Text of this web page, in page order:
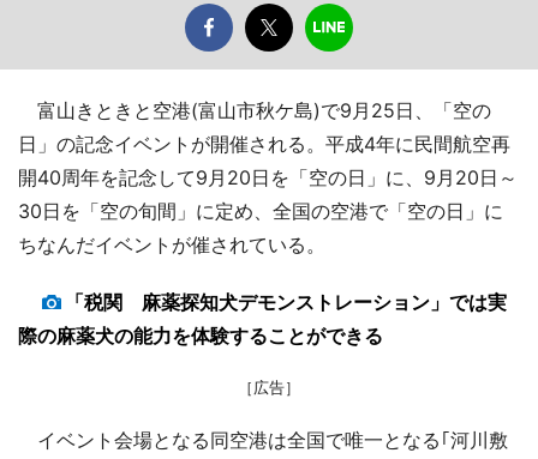
富山きときと空港(富山市秋ケ島)で9月25日、「空の
日」の記念イベントが開催される。平成4年に民間航空再
開40周年を記念して9月20日を「空の日」に、9月20日～
30日を「空の旬間」に定め、全国の空港で「空の日」に
ちなんだイベントが催されている。
「税関 麻薬探知犬デモンストレーション」では実
際の麻薬犬の能力を体験することができる
［広告］
イベント会場となる同空港は全国で唯一となる｢河川敷